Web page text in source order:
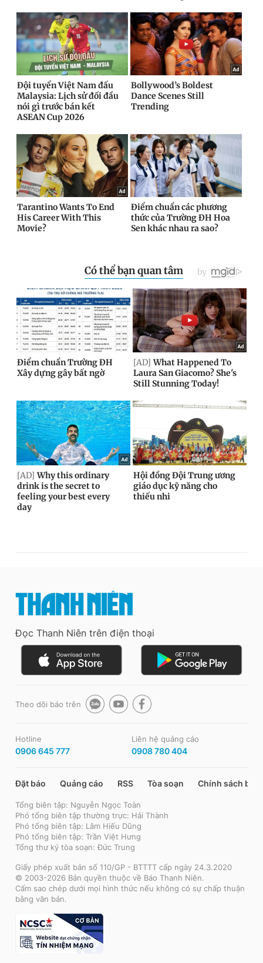
Đọc Thanh Niên trên điện thoại
Theo dõi báo trên
Hotline
0906 645 777
Liên hệ quảng cáo
0908 780 404
Đặt báo Quảng cáo RSS Tòa soạn Chính sách bảo
Tổng biên tập: Nguyễn Ngọc Toàn
Phó tổng biên tập thường trực: Hải Thành
Phó tổng biên tập: Lâm Hiếu Dũng
Phó tổng biên tập: Trần Việt Hưng
Tổng thư ký tòa soạn: Đức Trung
Giấy phép xuất bản số 110/GP - BTTTT cấp ngày 24.3.2020
© 2003-2026 Bản quyền thuộc về Báo Thanh Niên.
Cấm sao chép dưới mọi hình thức nếu không có sự chấp thuận
bằng văn bản.